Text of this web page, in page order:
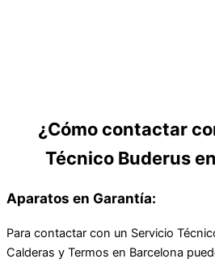
¿Cómo contactar
Técnico Buderus
Aparatos en Garantía:
Para contactar con un Servicio
Calderas y Termos en Barcelona